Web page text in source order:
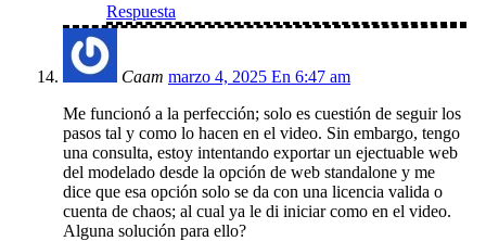
Respuesta
Caam marzo 4, 2025 En 6:47 am
Me funcionó a la perfección; solo es cuestión de seguir los
pasos tal y como lo hacen en el video. Sin embargo, tengo
una consulta, estoy intentando exportar un ejectuable web
del modelado desde la opción de web standalone y me
dice que esa opción solo se da con una licencia valida o
cuenta de chaos; al cual ya le di iniciar como en el video.
Alguna solución para ello?